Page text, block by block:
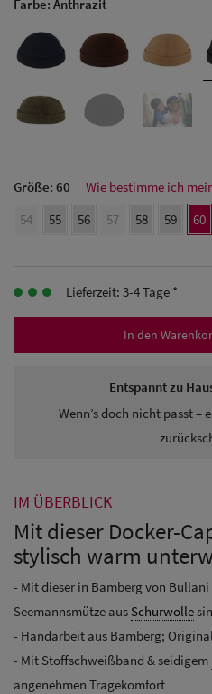
Herren Caps
Baseball Cpas
Herren UV-
Herren
Sonnenschilder
& Visoren
Snapback Caps
Farbe: Anthrazit
Größe: 60
Wie bestimme ich
54
55 56 57 58 59 60
Lieferzeit: 3-4 Tage *
In den
Entspannt zu
Wenn’s doch nicht passt –
IM ÜBERBLICK
Mit dieser Docker-
stylisch warm
- Mit dieser in Bamberg von
Seemannsmütze aus Schurwolle
- Handarbeit aus Bamberg;
- Mit Stoffschweißband & seidigem
angenehmen Tragekomfort